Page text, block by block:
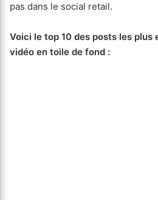
pas dans le social retail.
Voici le top 10 des posts les plus
vidéo en toile de fond :